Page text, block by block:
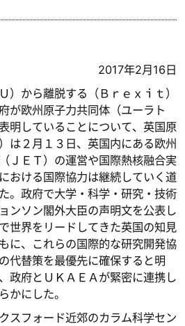
2017年2月16日
から離脱する（Ｂｒｅｘｉｔ）
が欧州原子力共同体（ユーラト
明していることについて、英国原
は２月１３日、英国内にある欧州
ＪＥＴ）の運営や国際熱核融合実
おける国際協力は継続していく道
。政府で大学・科学・研究・技術
ンソン閣外大臣の声明文を公表し
世界をリードしてきた英国の知見
に、これらの国際的な研究開発協
代替策を最優先に確保すると明
政府とＵＫＡＥＡが緊密に連携し
かにした。
スフォード近郊のカラム科学セン